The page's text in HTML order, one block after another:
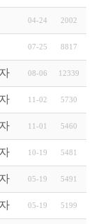
용한 MICE행사
04-24 2002
내 07-25 8817
)감면 제도 안내
08-06 12339
자센터 개관 안내
11-02 5730
사 운영」 모집 공
11-01 5460
근로자 모집
10-19 5481
(최초게시일
05-19 5491
복을 위한 대국
05-19 5199